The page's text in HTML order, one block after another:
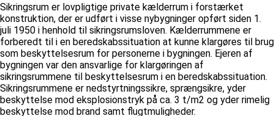
Sikringsrum er lovpligtige private kælderrum i forstærket
konstruktion, der er udført i visse nybygninger opført siden 1.
juli 1950 i henhold til sikringsrumsloven. Kælderrummene er
forberedt til i en beredskabssituation at kunne klargøres til brug
som beskyttelsesrum for personerne i bygningen. Ejeren af
bygningen var den ansvarlige for klargøringen af
sikringsrummene til beskyttelsesrum i en beredskabssituation.
Sikringsrummene er nedstyrtningssikre, sprængsikre, yder
beskyttelse mod eksplosionstryk på ca. 3 t/m2 og yder rimelig
beskyttelse mod brand samt flugtmuligheder.